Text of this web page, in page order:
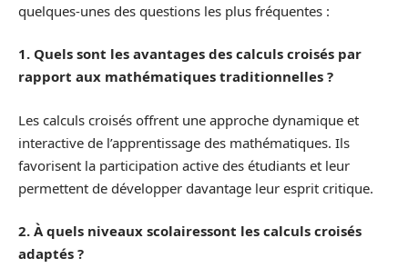
quelques-unes des questions les plus fréquentes :
1. Quels sont les avantages des calculs croisés par
rapport aux mathématiques traditionnelles ?
Les calculs croisés offrent une approche dynamique et
interactive de l’apprentissage des mathématiques. Ils
favorisent la participation active des étudiants et leur
permettent de développer davantage leur esprit critique.
2. À quels niveaux scolairessont les calculs croisés
adaptés ?